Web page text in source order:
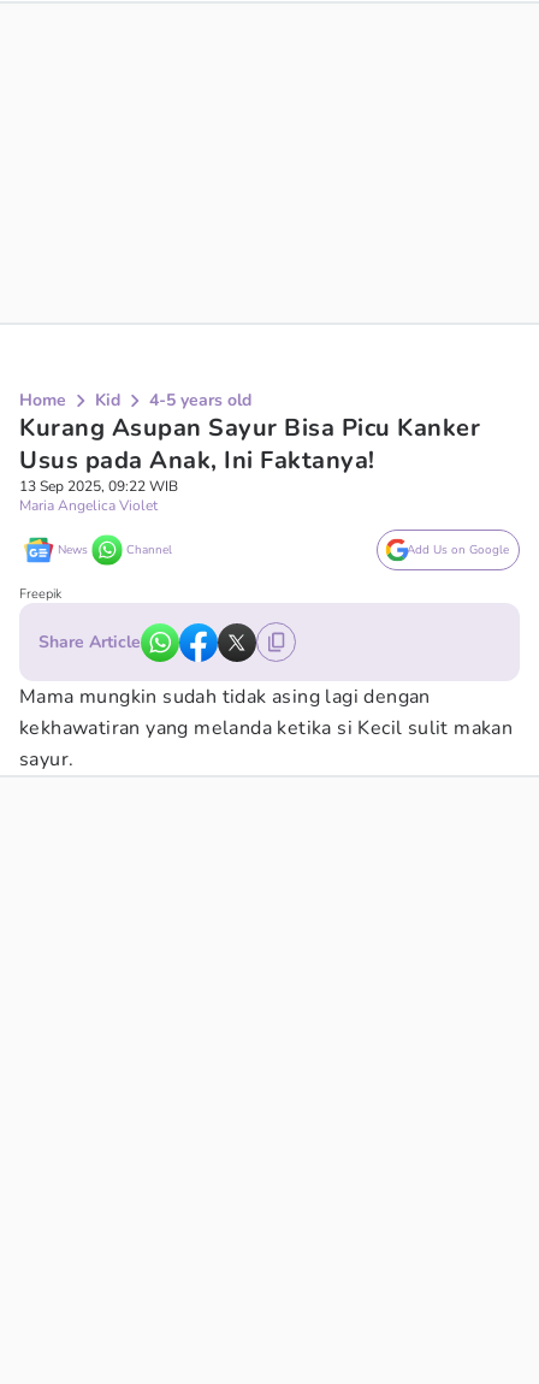
Home Kid 4-5 years old
Kurang Asupan Sayur Bisa Picu Kanker
Usus pada Anak, Ini Faktanya!
13 Sep 2025, 09:22 WIB
Maria Angelica Violet
News Channel Add Us on Google
Freepik
Share Article
Mama mungkin sudah tidak asing lagi dengan
kekhawatiran yang melanda ketika si Kecil sulit makan
sayur.